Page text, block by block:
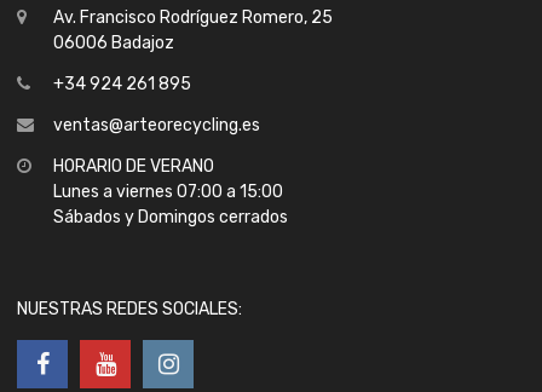
Av. Francisco Rodríguez Romero, 25
06006 Badajoz
+34 924 261 895
ventas@arteorecycling.es
HORARIO DE VERANO
Lunes a viernes 07:00 a 15:00
Sábados y Domingos cerrados
NUESTRAS REDES SOCIALES: